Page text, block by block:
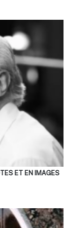
ET EN IMAGES